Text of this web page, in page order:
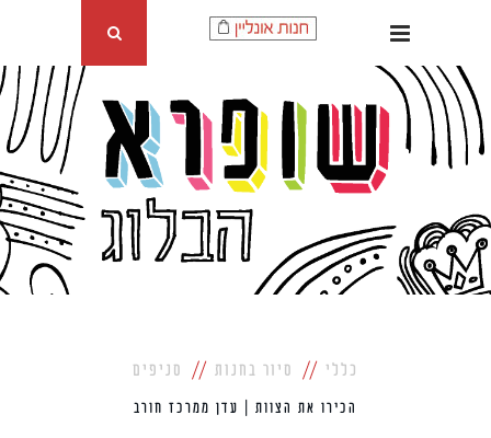
כללי סיור בחנות סניפים
הכירו את הצוות | עדן ממרכז חורב